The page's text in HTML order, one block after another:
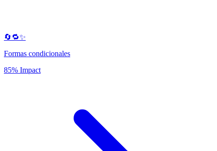
🔄🔁✨
Formas condicionales
85% Impact